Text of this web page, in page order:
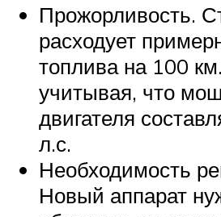
Прожорливость.
расходует
топлива на 100
учитывая, что
двигателя
л.с.
Необходимость
Новый аппарат